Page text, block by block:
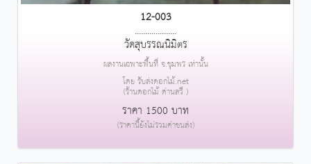
12-003
....................
วัดสุบรรณนิมิตร
ผลงานเฉพาะพื้นที่ จ.ชุมพร เท่านั้น
โดย รับส่งดอกไม้.net
(ร้านดอกไม้ ด่านสวี )
ราคา 1500 บาท
(ราคานี้ยังไม่รวมค่าขนส่ง)